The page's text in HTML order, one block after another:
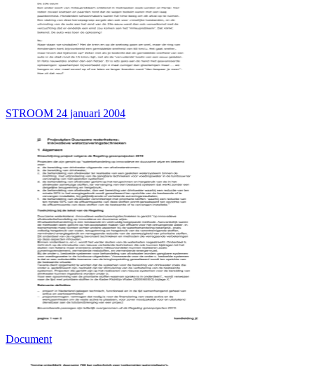
STROOM 24 januari 2004
Document